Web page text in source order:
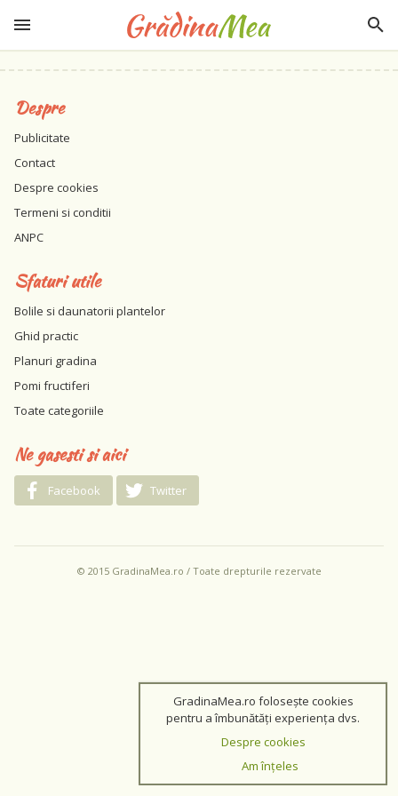
Despre
Publicitate
Contact
Despre cookies
Termeni si conditii
ANPC
Sfaturi utile
Bolile si daunatorii plantelor
Ghid practic
Planuri gradina
Pomi fructiferi
Toate categoriile
Ne gasesti si aici
Facebook Twitter
© 2015 GradinaMea.ro / Toate drepturile rezervate
GradinaMea.ro folosește cookies
pentru a îmbunătăți experiența dvs.
Despre cookies
Am înțeles